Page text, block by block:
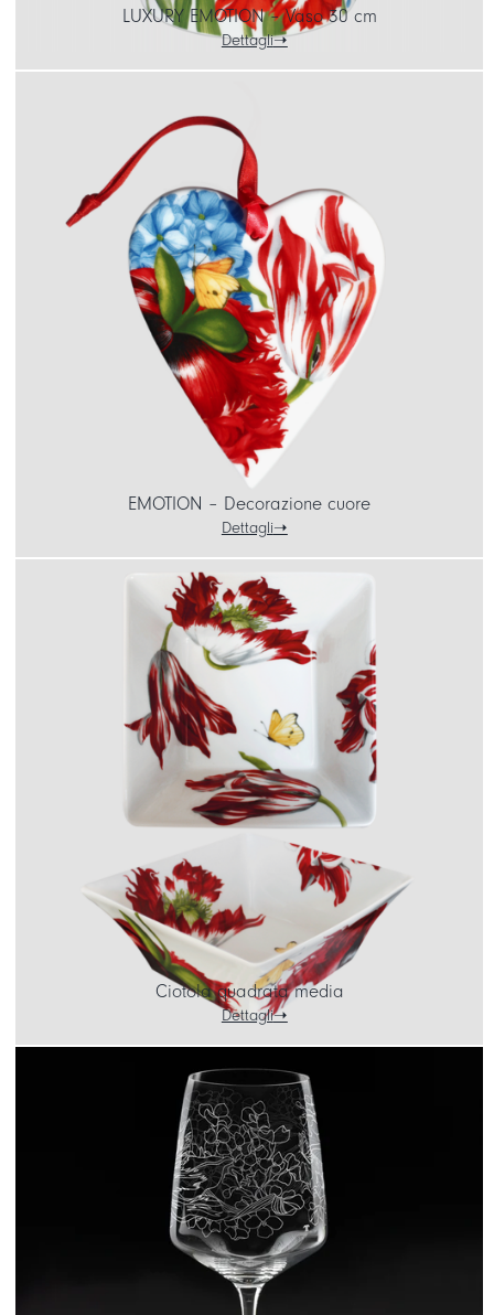
LUXURY EMOTION – Vaso 30 cm
Dettagli
EMOTION – Decorazione cuore
Dettagli
Ciotola quadrata media
Dettagli